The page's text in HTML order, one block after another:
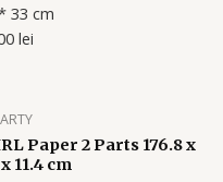
33 cm
lei
Paper 2 Parts 176.8 x
11.4 cm